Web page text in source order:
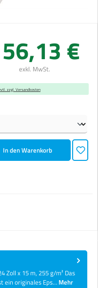
€
exkl. MwSt.
zzgl. Versandkosten
die Schaltflächen um die Anzahl zu
In den Warenkorb
Zoll x 15 m, 255 g/m² Das
ein originales Eps…Mehr